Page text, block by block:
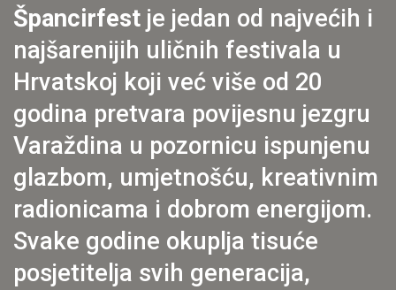
Špancirfest je jedan od najvećih i
najšarenijih uličnih festivala u
Hrvatskoj koji već više od 20
godina pretvara povijesnu jezgru
Varaždina u pozornicu ispunjenu
glazbom, umjetnošću, kreativnim
radionicama i dobrom energijom.
Svake godine okuplja tisuće
posjetitelja svih generacija,